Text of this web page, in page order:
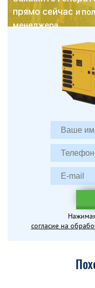
прямо сейчас и
менеджера
согласие на